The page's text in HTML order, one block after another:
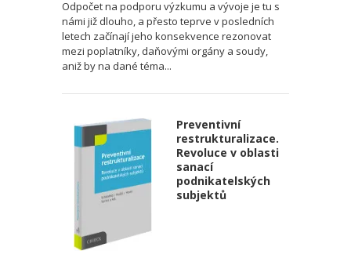
Odpočet na podporu výzkumu a vývoje je tu s
námi již dlouho, a přesto teprve v posledních
letech začínají jeho konsekvence rezonovat
mezi poplatníky, daňovými orgány a soudy,
aniž by na dané téma...
Preventivní
restrukturalizace.
Revoluce v oblasti
sanací
podnikatelských
subjektů